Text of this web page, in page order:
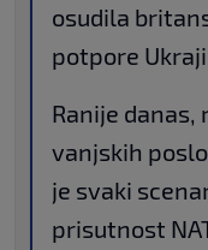
osudila
potpore
Ranije
vanjskih
je svaki
prisutnost